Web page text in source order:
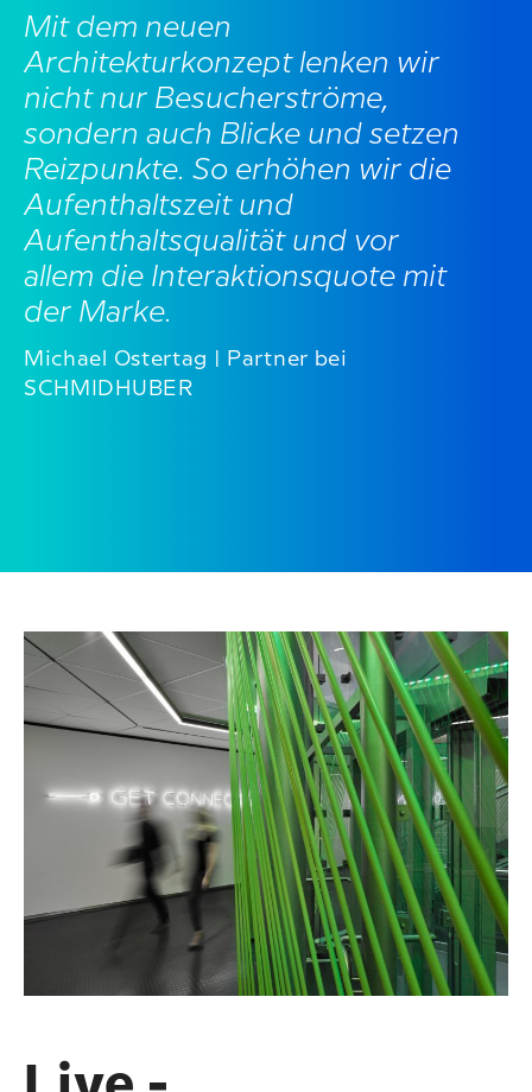
Mit dem neuen
Architekturkonzept lenken wir
nicht nur Besucherströme,
sondern auch Blicke und setzen
Reizpunkte. So erhöhen wir die
Aufenthaltszeit und
Aufenthaltsqualität und vor
allem die Interaktionsquote mit
der Marke.
Michael Ostertag | Partner bei
SCHMIDHUBER